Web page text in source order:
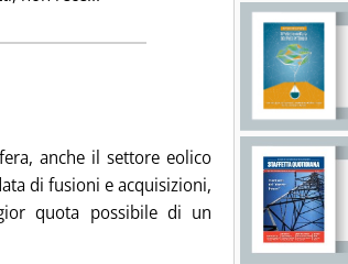
anche il settore eolico
di fusioni e acquisizioni,
quota possibile di un
la notizia: 'GRANDI MANOVRE